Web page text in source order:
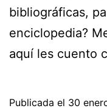
bibliográficas,
enciclopedia?
aquí les cuento
Publicada el 30